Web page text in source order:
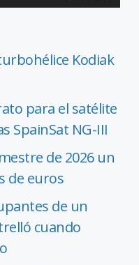
Kodiak
para el satélite
SpainSat NG-III
de 2026 un
de euros
de un
cuando